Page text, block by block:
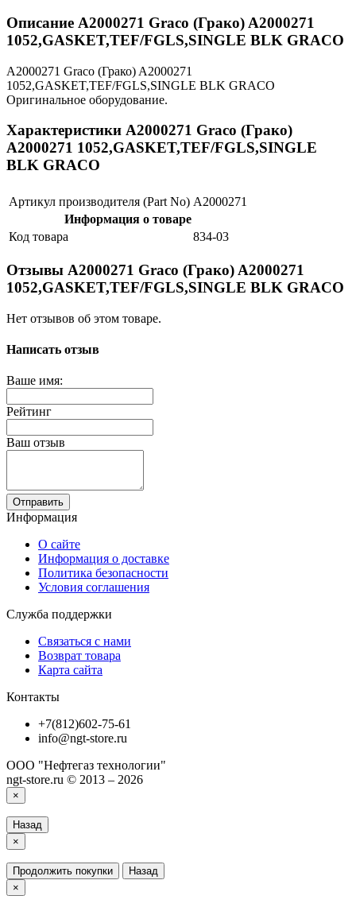
Описание A2000271 Graco (Грако) A2000271
1052,GASKET,TEF/FGLS,SINGLE BLK GRACO
A2000271 Graco (Грако) A2000271
1052,GASKET,TEF/FGLS,SINGLE BLK GRACO
Оригинальное оборудование.
Характеристики A2000271 Graco (Грако)
A2000271 1052,GASKET,TEF/FGLS,SINGLE
BLK GRACO
Артикул производителя (Part No) A2000271
Информация о товаре
Код товара
834-03
Отзывы A2000271 Graco (Грако) A2000271
1052,GASKET,TEF/FGLS,SINGLE BLK GRACO
Нет отзывов об этом товаре.
Написать отзыв
Ваше имя:
Рейтинг
Ваш отзыв
Отправить
Информация
О сайте
Информация о доставке
Политика безопасности
Условия соглашения
Служба поддержки
Связаться с нами
Возврат товара
Карта сайта
Контакты
+7(812)602-75-61
info@ngt-store.ru
ООО "Нефтегаз технологии"
ngt-store.ru © 2013 – 2026
×
Назад
×
Продолжить покупки
Назад
×